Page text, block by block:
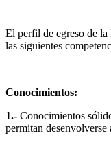
El perfil de egreso de
las siguientes
Conocimientos:
1.- Conocimientos
permitan desenvolverse